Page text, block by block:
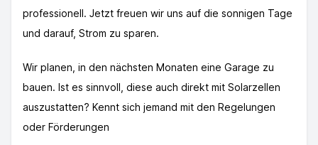
professionell. Jetzt freuen wir uns auf die sonnigen Tage
und darauf, Strom zu sparen.
Wir planen, in den nächsten Monaten eine Garage zu
bauen. Ist es sinnvoll, diese auch direkt mit Solarzellen
auszustatten? Kennt sich jemand mit den Regelungen
oder Förderungen